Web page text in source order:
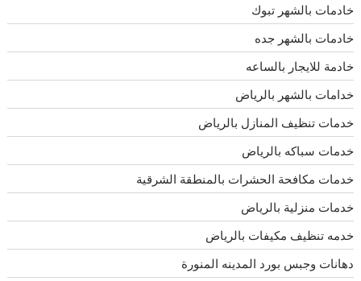
خادمات بالشهر تبوك
خادمات بالشهر جده
خادمة للايجار بالساعه
خدامات بالشهر بالرياض
خدمات تنظيف المنازل بالرياض
خدمات سباكه بالرياض
خدمات مكافحة الحشرات بالمنطقة الشرقية
خدمات منزلية بالرياض
خدمه تنظيف مكيفات بالرياض
دهانات وجبس بورد المدينه المنورة